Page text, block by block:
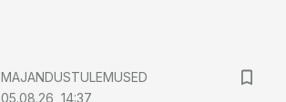
MAJANDUSTULEMUSED
05.08.26, 14:37